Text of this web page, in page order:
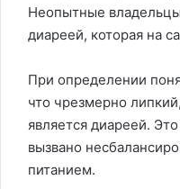
Неопытные
диареей, которая на
При определении
что чрезмерно
является диареей.
вызвано
питанием.